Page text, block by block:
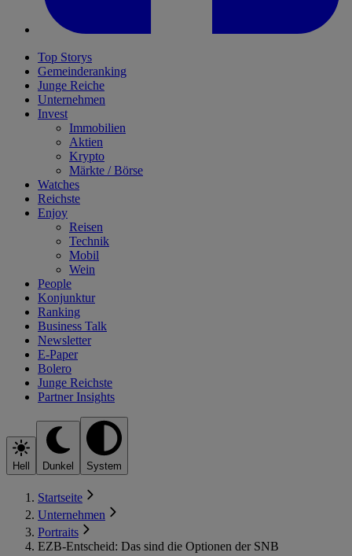
Top Storys
Gemeinderanking
Junge Reiche
Unternehmen
Invest
Immobilien
Aktien
Krypto
Märkte / Börse
Watches
Reichste
Enjoy
Reisen
Technik
Mobil
Wein
People
Konjunktur
Ranking
Business Talk
Newsletter
E-Paper
Bolero
Junge Reichste
Partner Insights
Hell Dunkel System
Startseite
Unternehmen
Portraits
EZB-Entscheid: Das sind die Optionen der SNB